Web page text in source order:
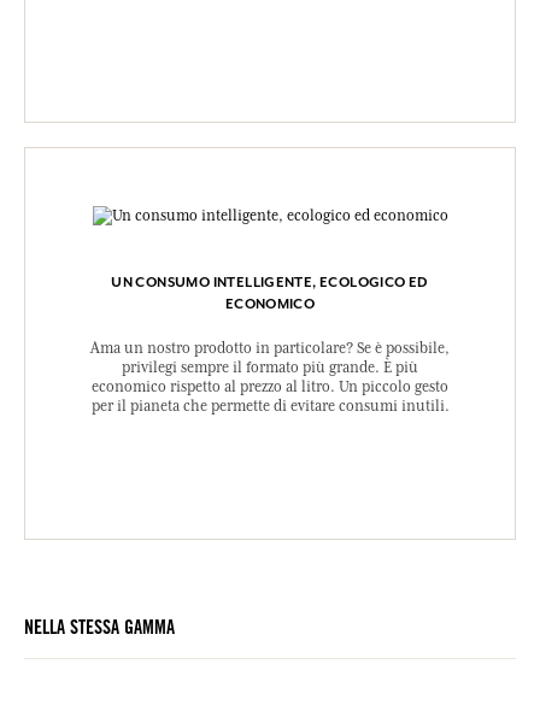
UN CONSUMO INTELLIGENTE, ECOLOGICO ED
ECONOMICO
Ama un nostro prodotto in particolare? Se è possibile,
privilegi sempre il formato più grande. È più
economico rispetto al prezzo al litro. Un piccolo gesto
per il pianeta che permette di evitare consumi inutili.
NELLA STESSA GAMMA